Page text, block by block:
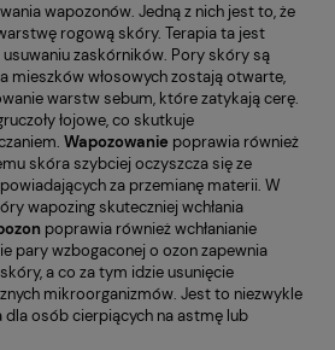
wapozonów. Jedną z nich jest to, że
rogową skóry. Terapia ta jest
zaskórników. Pory skóry są
mieszków włosowych zostają otwarte,
warstw sebum, które zatykają cerę.
łojowe, co skutkuje
Wapozowanie poprawia również
skóra szybciej oczyszcza się ze
za przemianę materii. W
wapozing skuteczniej wchłania
poprawia również wchłanianie
pary wzbogaconej o ozon zapewnia
a co za tym idzie usunięcie
mikroorganizmów. Jest to niezwykle
dla osób cierpiących na astmę lub